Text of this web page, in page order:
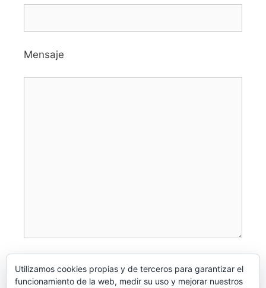
Mensaje
Utilizamos cookies propias y de terceros para garantizar el
funcionamiento de la web, medir su uso y mejorar nuestros